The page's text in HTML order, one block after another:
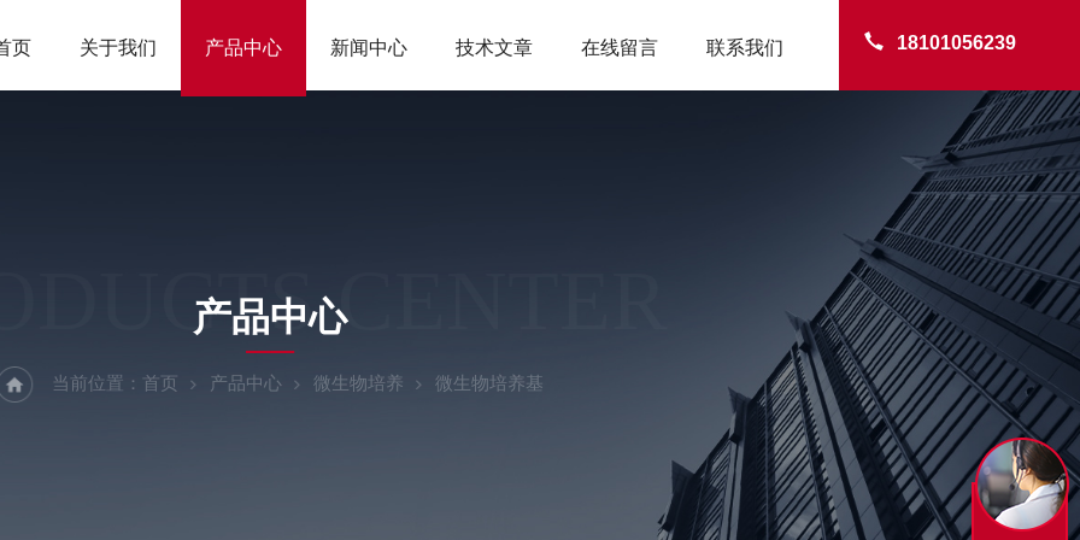
18101056239
页 关于我们 产品中心 新闻中心 技术文章 在线留言 联系我们
CENTER
产品中心
当前位置： 首页 产品中心 微生物培养 微生物培养基